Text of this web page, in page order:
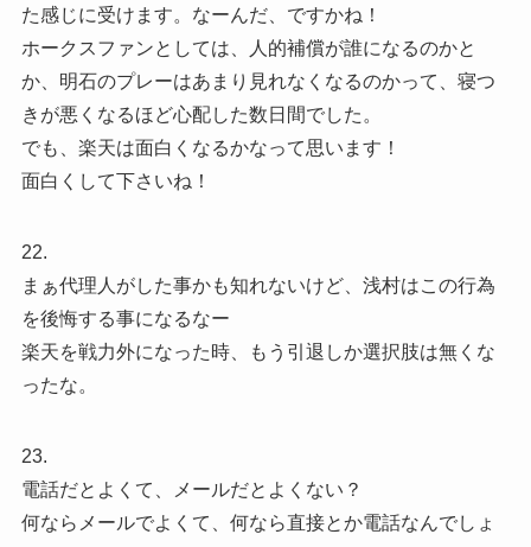
た感じに受けます。なーんだ、ですかね！
ホークスファンとしては、人的補償が誰になるのかと
か、明石のプレーはあまり見れなくなるのかって、寝つ
きが悪くなるほど心配した数日間でした。
でも、楽天は面白くなるかなって思います！
面白くして下さいね！
22.
まぁ代理人がした事かも知れないけど、浅村はこの行為
を後悔する事になるなー
楽天を戦力外になった時、もう引退しか選択肢は無くな
ったな。
23.
電話だとよくて、メールだとよくない？
何ならメールでよくて、何なら直接とか電話なんでしょ